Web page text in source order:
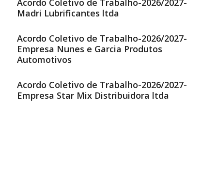
Acordo Coletivo de Trabalho-2026/2027-
Madri Lubrificantes ltda
Acordo Coletivo de Trabalho-2026/2027-
Empresa Nunes e Garcia Produtos
Automotivos
Acordo Coletivo de Trabalho-2026/2027-
Empresa Star Mix Distribuidora ltda